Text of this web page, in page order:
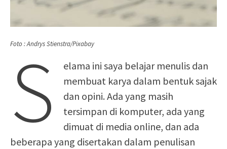
Foto : Andrys Stienstra/Pixabay
S
elama ini saya belajar menulis dan
membuat karya dalam bentuk sajak
dan opini. Ada yang masih
tersimpan di komputer, ada yang
dimuat di media online, dan ada
beberapa yang disertakan dalam penulisan